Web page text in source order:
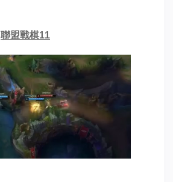
聯盟戰棋11